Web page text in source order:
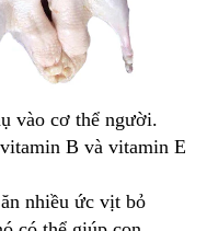
vào cơ thể người.
B và vitamin E
nhiều ức vịt bỏ